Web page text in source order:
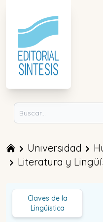
Universidad
Literatura y
Claves de la
Lingüística